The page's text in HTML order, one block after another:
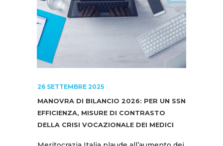
26 SETTEMBRE 2025
MANOVRA DI BILANCIO 2026: PER UN SSN
EFFICIENZA, MISURE DI CONTRASTO
DELLA CRISI VOCAZIONALE DEI MEDICI